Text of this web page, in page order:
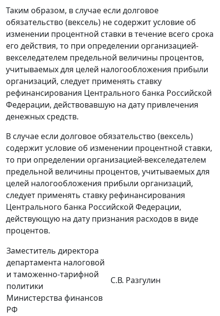
Таким образом, в случае если долговое
обязательство (вексель) не содержит условие об
изменении процентной ставки в течение всего срока
его действия, то при определении организацией-
векселедателем предельной величины процентов,
учитываемых для целей налогообложения прибыли
организаций, следует применять ставку
рефинансирования Центрального банка Российской
Федерации, действовавшую на дату привлечения
денежных средств.
В случае если долговое обязательство (вексель)
содержит условие об изменении процентной ставки,
то при определении организацией-векселедателем
предельной величины процентов, учитываемых для
целей налогообложения прибыли организаций,
следует применять ставку рефинансирования
Центрального банка Российской Федерации,
действующую на дату признания расходов в виде
процентов.
Заместитель директора
департамента налоговой
и таможенно-тарифной
политики
Министерства финансов
РФ
С.В. Разгулин